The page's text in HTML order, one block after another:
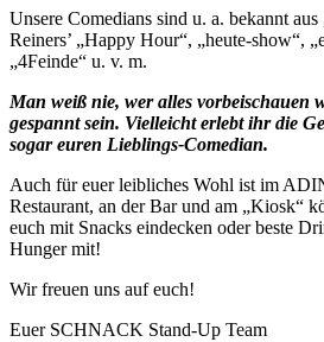
Unsere Comedians sind u. a. bekannt
Reiners’ „Happy Hour“, „heute-show“,
„4Feinde“ u. v. m.
Man weiß nie, wer alles vorbeischauen
gespannt sein. Vielleicht erlebt ihr die
sogar euren Lieblings-Comedian.
Auch für euer leibliches Wohl ist im
Restaurant, an der Bar und am „Kiosk“
euch mit Snacks eindecken oder beste
Hunger mit!
Wir freuen uns auf euch!
Euer SCHNACK Stand-Up Team